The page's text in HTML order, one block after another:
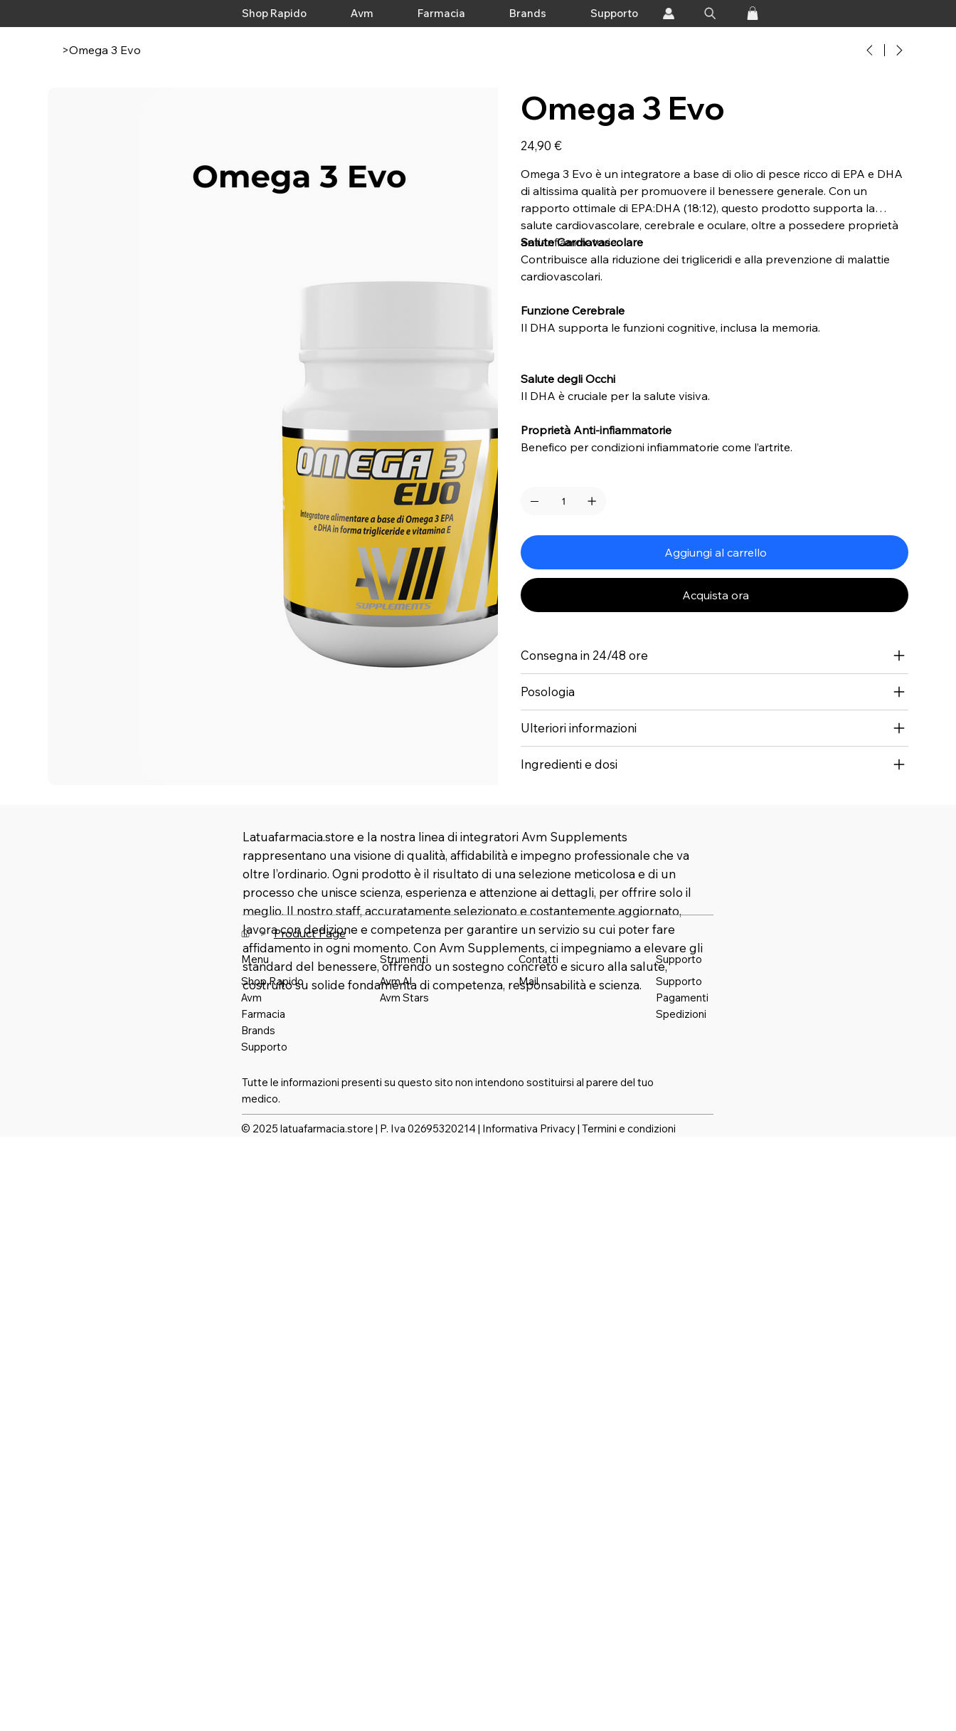
Shop Rapido Avm Farmacia Brands Supporto
>Omega 3 Evo
Omega 3 Evo
Prezzo
24,90 €
Omega 3 Evo è un integratore a base di olio di pesce ricco di EPA e DHA
di altissima qualità per promuovere il benessere generale. Con un
rapporto ottimale di EPA:DHA (18:12), questo prodotto supporta la
salute cardiovascolare, cerebrale e oculare, oltre a possedere proprietà
anti-infiammatorie.
Salute Cardiovascolare
Contribuisce alla riduzione dei trigliceridi e alla prevenzione di malattie
cardiovascolari.
Funzione Cerebrale
Il DHA supporta le funzioni cognitive, inclusa la memoria.
Salute degli Occhi
Il DHA è cruciale per la salute visiva.
Proprietà Anti-infiammatorie
Benefico per condizioni infiammatorie come l’artrite.
Aggiungi al carrello
Acquista ora
Consegna in 24/48 ore
Posologia
Ulteriori informazioni
Ingredienti e dosi
Latuafarmacia.store e la nostra linea di integratori Avm Supplements
rappresentano una visione di qualità, affidabilità e impegno professionale che va
oltre l’ordinario. Ogni prodotto è il risultato di una selezione meticolosa e di un
processo che unisce scienza, esperienza e attenzione ai dettagli, per offrire solo il
meglio. Il nostro staff, accuratamente selezionato e costantemente aggiornato,
lavora con dedizione e competenza per garantire un servizio su cui poter fare
affidamento in ogni momento. Con Avm Supplements, ci impegniamo a elevare gli
standard del benessere, offrendo un sostegno concreto e sicuro alla salute,
costruito su solide fondamenta di competenza, responsabilità e scienza.
> Product Page
Menu
Shop Rapido
Avm
Farmacia
Brands
Supporto
Strumenti
Avm AI
Avm Stars
Contatti
Mail
Supporto
Supporto
Pagamenti
Spedizioni
Tutte le informazioni presenti su questo sito non intendono sostituirsi al parere del tuo
medico.
© 2025 latuafarmacia.store | P. Iva 02695320214 | Informativa Privacy|Termini e condizioni